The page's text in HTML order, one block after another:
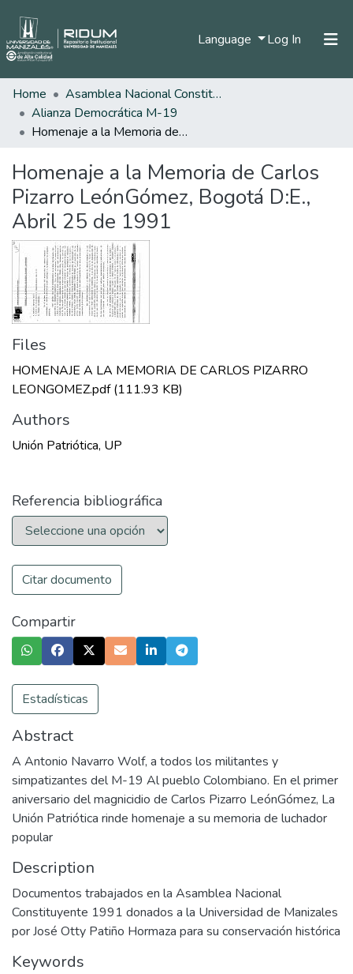
Language Log In (current)
Statistics
Home
Asamblea Nacional Constituyente
Alianza Democrática M-19
Homenaje a la Memoria de Carlos Pizarro LeónGómez, Bogotá D:E., Abril 25 de 1991
Homenaje a la Memoria de Carlos
Pizarro LeónGómez, Bogotá D:E.,
Abril 25 de 1991
Files
HOMENAJE A LA MEMORIA DE CARLOS PIZARRO
LEONGOMEZ.pdf(111.93 KB)
Authors
Unión Patriótica, UP
Referencia bibliográfica
Citar documento
Compartir
Estadísticas
Abstract
A Antonio Navarro Wolf, a todos los militantes y
simpatizantes del M-19 Al pueblo Colombiano. En el primer
aniversario del magnicidio de Carlos Pizarro LeónGómez, La
Unión Patriótica rinde homenaje a su memoria de luchador
popular
Description
Documentos trabajados en la Asamblea Nacional
Constituyente 1991 donados a la Universidad de Manizales
por José Otty Patiño Hormaza para su conservación histórica
Keywords